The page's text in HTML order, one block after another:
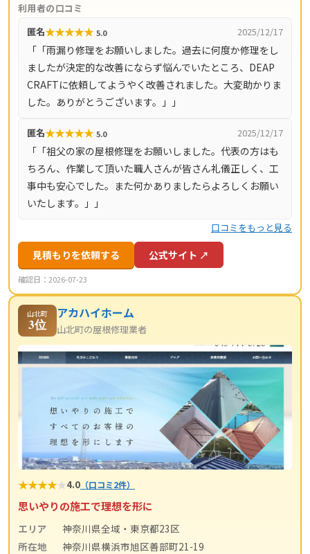
の目安は雨漏り修理3万円〜、屋根の部分補修5万円〜、棟
板金交換10万円〜、屋根カバー工法80万円〜、葺き替え
100万円〜。現地調査・お見積り・ご相談は無料で、最短
即日対応も可能です（営業時間8時〜18時・月〜土）。対
応エリアは神奈川県全域（33市町村）と東京都全域（23
区・多摩地域）です。
利用者の口コミ
匿名★★★★★ 5.0 2025/12/17
「「雨漏り修理をお願いしました。過去に何度か修理をし
ましたが決定的な改善にならず悩んでいたところ、DEAP
CRAFTに依頼してようやく改善されました。大変助かりま
した。ありがとうございます。」」
匿名★★★★★ 5.0 2025/12/17
「「祖父の家の屋根修理をお願いしました。代表の方はも
ちろん、作業して頂いた職人さんが皆さん礼儀正しく、工
事中も安心でした。また何かありましたらよろしくお願い
いたします。」」
口コミをもっと見る
見積もりを依頼する 公式サイト ↗
確認日：2026-07-23
山北町
3位
アカハイホーム
山北町の屋根修理業者
★★★★★4.0 （口コミ2件）
思いやりの施工で理想を形に
エリア
神奈川県全域・東京都23区
所在地
神奈川県横浜市旭区善部町21-19